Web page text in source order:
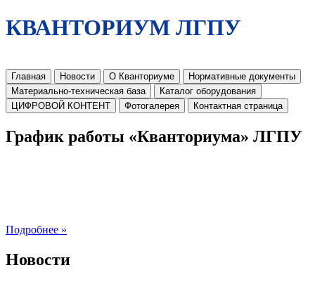
КВАНТОРИУМ ЛГПУ
Главная Новости О Кванториуме
Нормативные документы
Материально-техническая база
Каталог оборудования
ЦИФРОВОЙ КОНТЕНТ
Фотогалерея Контактная страница
График работы «Кванториума» ЛГПУ
Подробнее »
Новости